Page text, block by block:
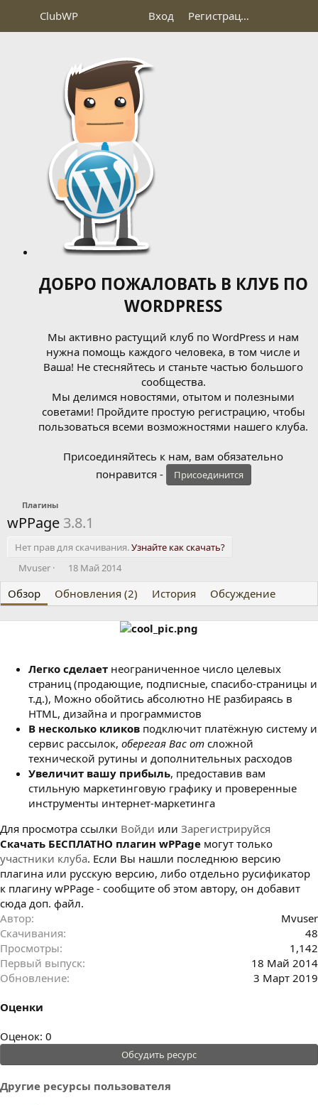
ClubWP Вход Регистрация
ДОБРО ПОЖАЛОВАТЬ В КЛУБ ПО
WORDPRESS
Мы активно растущий клуб по WordPress и нам
нужна помощь каждого человека, в том числе и
Ваша! Не стесняйтесь и станьте частью большого
сообщества.
Мы делимся новостями, отытом и полезными
советами! Пройдите простую регистрацию, чтобы
пользоваться всеми возможностями нашего клуба.
Присоединяйтесь к нам, вам обязательно
понравится -
Присоединится
Плагины
wPPage 3.8.1
Нет прав для скачивания.Узнайте как скачать?
А
т
о
р
Mvuser
Д
т
а
с
а
н
и
18 Май 2014
Обзор Обновления (2) История Обсуждение
Легко сделает неограниченное число целевых
страниц (продающие, подписные, спасибо-страницы и
т.д.), Можно обойтись абсолютно НЕ разбираясь в
HTML, дизайна и программистов
В несколько кликов подключит платёжную систему и
сервис рассылок, оберегая Вас от сложной
технической рутины и дополнительных расходов
Увеличит вашу прибыль, предоставив вам
стильную маркетинговую графику и проверенные
инструменты интернет-маркетинга
Для просмотра ссылки Войди или Зарегистрируйся
Cкачать БЕСПЛАТНО плагин wPPage могут только
участники клуба. Если Вы нашли последнюю версию
плагина или русскую версию, либо отдельно русификатор
к плагину wPPage - сообщите об этом автору, он добавит
сюда доп. файл.
Автор
Mvuser
Скачивания
48
Просмотры
1,142
Первый выпуск
18 Май 2014
Обновление
3 Март 2019
Оценки
0
.
0
0
з
Оценок: 0
Обсудить ресурс
Другие ресурсы пользователя